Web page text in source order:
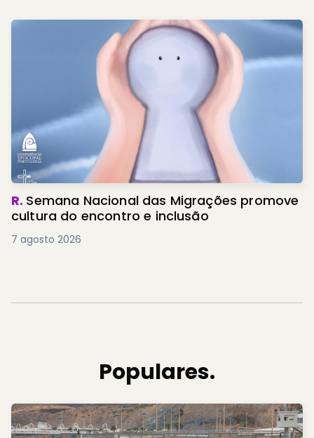
R. Semana Nacional das Migrações promove
cultura do encontro e inclusão
7 agosto 2026
Populares.